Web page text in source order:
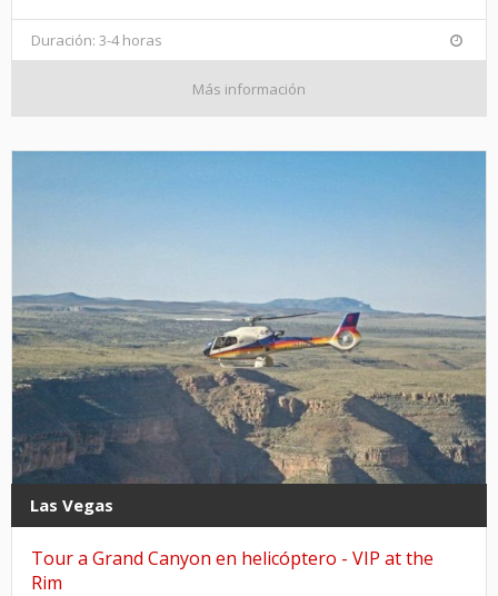
Duración: 3-4 horas
Más información
Las Vegas
Tour a Grand Canyon en helicóptero - VIP at the
Rim